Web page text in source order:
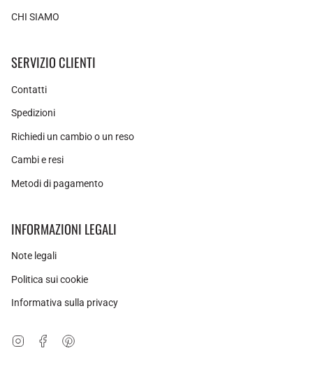
CHI SIAMO
SERVIZIO CLIENTI
Contatti
Spedizioni
Richiedi un cambio o un reso
Cambi e resi
Metodi di pagamento
INFORMAZIONI LEGALI
Note legali
Politica sui cookie
Informativa sulla privacy
InstagramFacebook